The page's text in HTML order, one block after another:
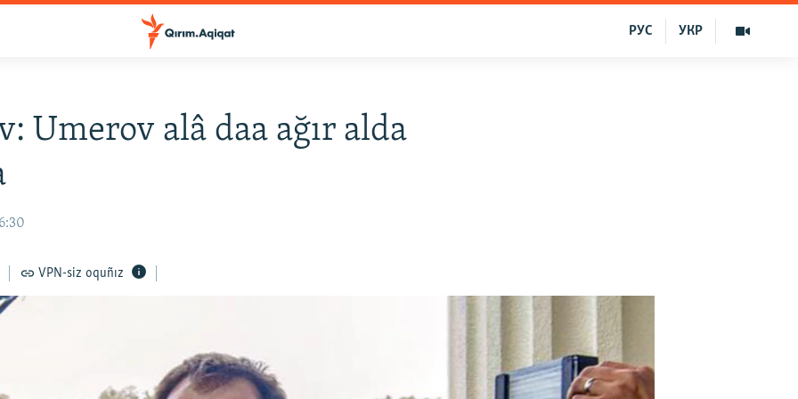
УКР
РУС
Umerov alâ daa ağır alda
VPN-siz oquñız